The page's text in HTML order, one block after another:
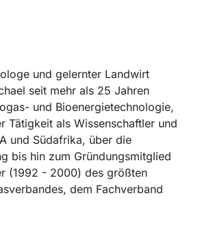
und gelernter Landwirt
seit mehr als 25 Jahren
und Bioenergietechnologie,
Tätigkeit als Wissenschaftler und
und Südafrika, über die
bis hin zum Gründungsmitglied
(1992 - 2000) des größten
dem Fachverband